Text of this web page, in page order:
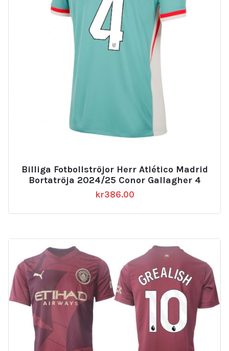
Billiga Fotbollströjor Herr Atlético Madrid
Bortatröja 2024/25 Conor Gallagher 4
kr386.00